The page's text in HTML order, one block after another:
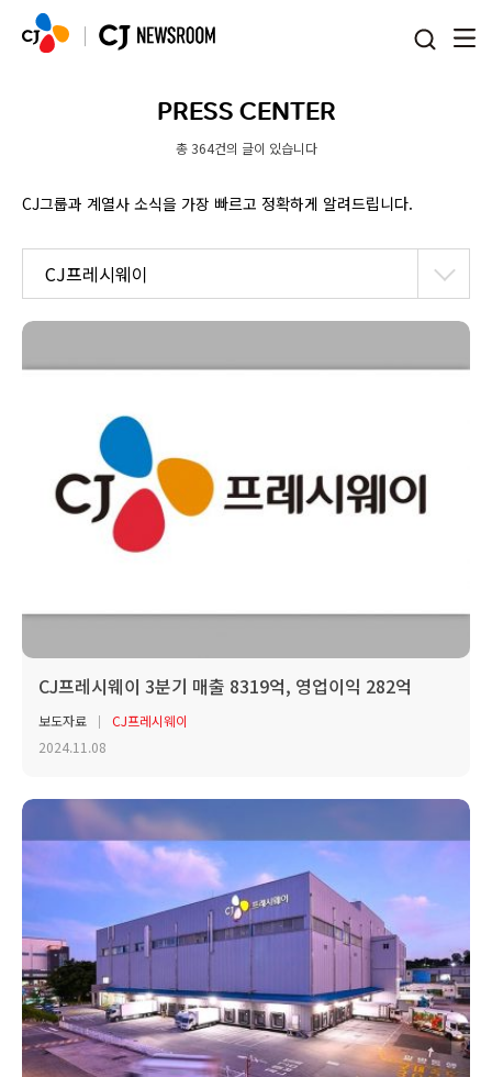
PRESS CENTER
총 364건의 글이 있습니다
CJ그룹과 계열사 소식을 가장 빠르고 정확하게 알려드립니다.
CJ프레시웨이
CJ프레시웨이 3분기 매출 8319억, 영업이익 282억
보도자료
CJ프레시웨이
2024.11.08